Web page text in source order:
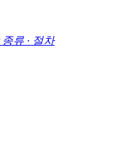
류 · 절차